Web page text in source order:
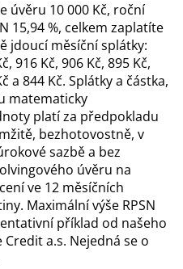
úvěru 10 000 Kč, roční
15,94 %, celkem zaplatíte
jdoucí měsíční splátky:
916 Kč, 906 Kč, 895 Kč,
a 844 Kč. Splátky a částka,
matematicky
platí za předpokladu
bezhotovostně, v
sazbě a bez
úvěru na
ve 12 měsíčních
Maximální výše RPSN
příklad od našeho
a.s. Nejedná se o